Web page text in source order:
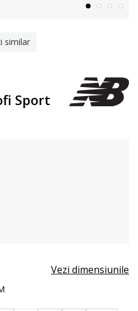
similar
Sport
Vezi dimensiunile